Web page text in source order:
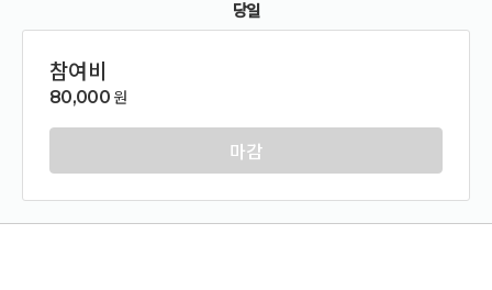
당일
참여비
80,000 원
마감